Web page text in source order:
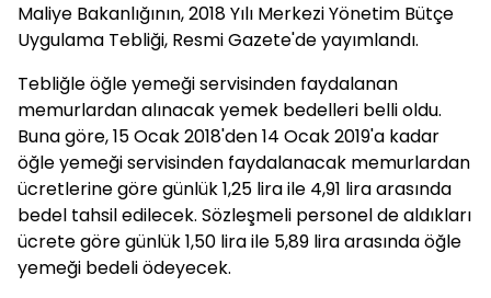
Maliye Bakanlığının, 2018 Yılı Merkezi Yönetim Bütçe
Uygulama Tebliği, Resmi Gazete'de yayımlandı.
Tebliğle öğle yemeği servisinden faydalanan
memurlardan alınacak yemek bedelleri belli oldu.
Buna göre, 15 Ocak 2018'den 14 Ocak 2019'a kadar
öğle yemeği servisinden faydalanacak memurlardan
ücretlerine göre günlük 1,25 lira ile 4,91 lira arasında
bedel tahsil edilecek. Sözleşmeli personel de aldıkları
ücrete göre günlük 1,50 lira ile 5,89 lira arasında öğle
yemeği bedeli ödeyecek.